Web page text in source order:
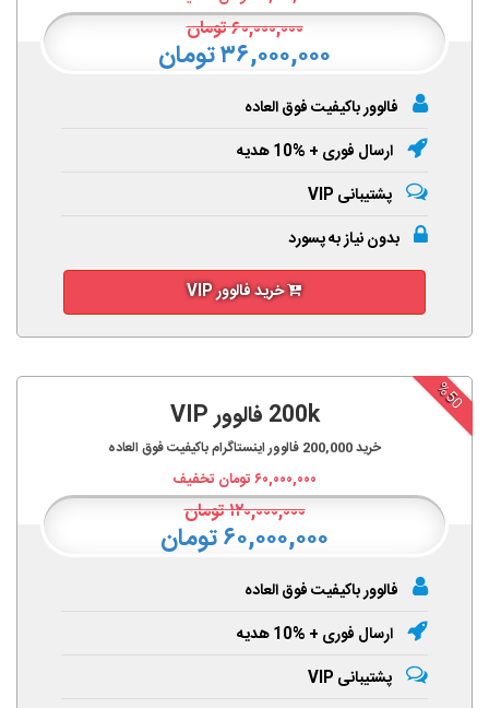
۶۰,۰۰۰,۰۰۰تومان
۳۶,۰۰۰,۰۰۰ تومان
فالوور باکیفیت فوق العاده
ارسال فوری + %10 هدیه
پشتیبانی VIP
بدون نیاز به پسورد
خرید فالوور VIP
%50
200k فالوور VIP
خرید200,000 فالوور اینستاگرام باکیفیت فوق العاده
۶۰,۰۰۰,۰۰۰تومان تخفیف
۱۲۰,۰۰۰,۰۰۰تومان
۶۰,۰۰۰,۰۰۰ تومان
فالوور باکیفیت فوق العاده
ارسال فوری + %10 هدیه
پشتیبانی VIP